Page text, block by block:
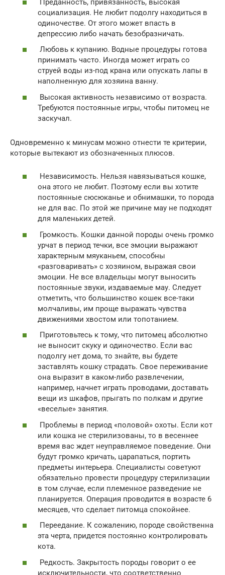
Преданность, привязанность, высокая
социализация. Не любит подолгу находиться в
одиночестве. От этого может впасть в
депрессию либо начать безобразничать.
Любовь к купанию. Водные процедуры готова
принимать часто. Иногда может играть со
струей воды из-под крана или опускать лапы в
наполненную для хозяина ванну.
Высокая активность независимо от возраста.
Требуются постоянные игры, чтобы питомец не
заскучал.
Одновременно к минусам можно отнести те критерии,
которые вытекают из обозначенных плюсов.
Независимость. Нельзя навязываться кошке,
она этого не любит. Поэтому если вы хотите
постоянные сюсюканье и обнимашки, то порода
не для вас. По этой же причине мау не подходят
для маленьких детей.
Громкость. Кошки данной породы очень громко
урчат в период течки, все эмоции выражают
характерным мяуканьем, способны
«разговаривать» с хозяином, выражая свои
эмоции. Не все владельцы могут выносить
постоянные звуки, издаваемые мау. Следует
отметить, что большинство кошек все-таки
молчаливы, им проще выражать чувства
движениями хвостом или топотанием.
Приготовьтесь к тому, что питомец абсолютно
не выносит скуку и одиночество. Если вас
подолгу нет дома, то знайте, вы будете
заставлять кошку страдать. Свое переживание
она выразит в каком-либо развлечении,
например, начнет играть проводами, доставать
вещи из шкафов, прыгать по полкам и другие
«веселые» занятия.
Проблемы в период «половой» охоты. Если кот
или кошка не стерилизованы, то в весеннее
время вас ждет неуправляемое поведение. Они
будут громко кричать, царапаться, портить
предметы интерьера. Специалисты советуют
обязательно провести процедуру стерилизации
в том случае, если племенное разведение не
планируется. Операция проводится в возрасте 6
месяцев, что сделает питомца спокойнее.
Переедание. К сожалению, породе свойственна
эта черта, придется постоянно контролировать
кота.
Редкость. Закрытость породы говорит о ее
исключительности, что соответственно